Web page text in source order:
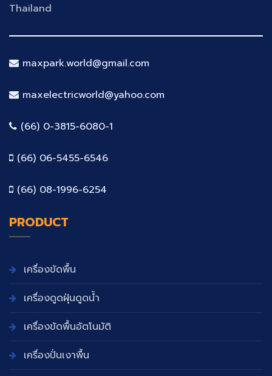
Thailand
maxpark.world@gmail.com
maxelectricworld@yahoo.com
(66) 0-3815-6080-1
(66) 06-5455-6546
(66) 08-1996-6254
PRODUCT
เครื่องขัดพื้น
เครื่องดูดฝุ่นดูดน้ำ
เครื่องขัดพื้นอัตโนมัติ
เครื่องปั่นเงาพื้น